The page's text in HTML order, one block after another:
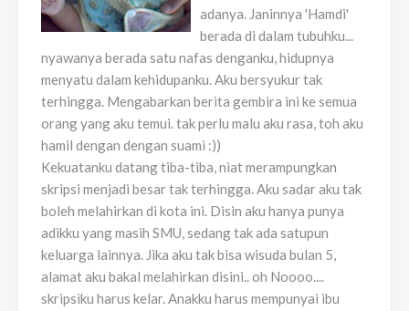
adanya. Janinnya 'Hamdi'
berada di dalam tubuhku...
nyawanya berada satu nafas denganku, hidupnya
menyatu dalam kehidupanku. Aku bersyukur tak
terhingga. Mengabarkan berita gembira ini ke semua
orang yang aku temui. tak perlu malu aku rasa, toh aku
hamil dengan dengan suami :))
Kekuatanku datang tiba-tiba, niat merampungkan
skripsi menjadi besar tak terhingga. Aku sadar aku tak
boleh melahirkan di kota ini. Disin aku hanya punya
adikku yang masih SMU, sedang tak ada satupun
keluarga lainnya. Jika aku tak bisa wisuda bulan 5,
alamat aku bakal melahirkan disini.. oh Noooo....
skripsiku harus kelar. Anakku harus mempunyai ibu